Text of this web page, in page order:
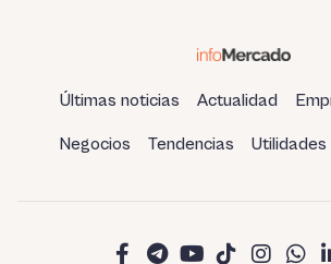
Últimas noticias Actualidad
Negocios Tendencias Utilidades